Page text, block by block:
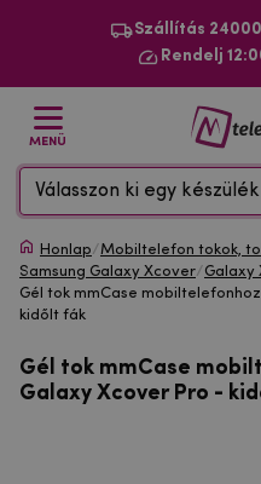
Szállítás 24000
Rendelj
MENÜ
Válasszon ki egy
Honlap/Mobiltelefon tokok,
Samsung Galaxy Xcover/Galaxy
Gél tok mmCase
kidőlt fák
Gél tok mmCase
Galaxy Xcover Pro -